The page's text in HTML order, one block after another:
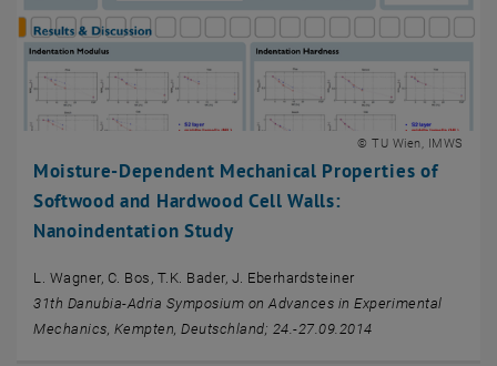
Moisture-Dependent Mechanical Properties of
Softwood and Hardwood Cell Walls:
Nanoindentation Study
© TU Wien, IMWS
L. Wagner, C. Bos, T.K. Bader, J. Eberhardsteiner
31th Danubia-Adria Symposium on Advances in Experimental
Mechanics, Kempten, Deutschland; 24.-27.09.2014